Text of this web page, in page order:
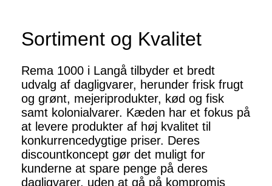
Sortiment og Kvalitet
Rema 1000 i Langå tilbyder et bredt
udvalg af dagligvarer, herunder frisk frugt
og grønt, mejeriprodukter, kød og fisk
samt kolonialvarer. Kæden har et fokus på
at levere produkter af høj kvalitet til
konkurrencedygtige priser. Deres
discountkoncept gør det muligt for
kunderne at spare penge på deres
dagligvarer, uden at gå på kompromis